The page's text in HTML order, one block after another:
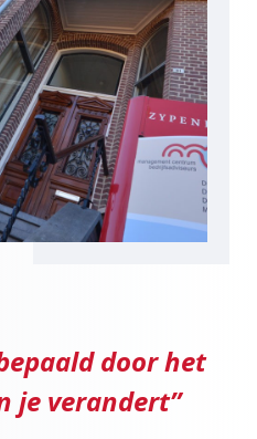
door het
je verandert”